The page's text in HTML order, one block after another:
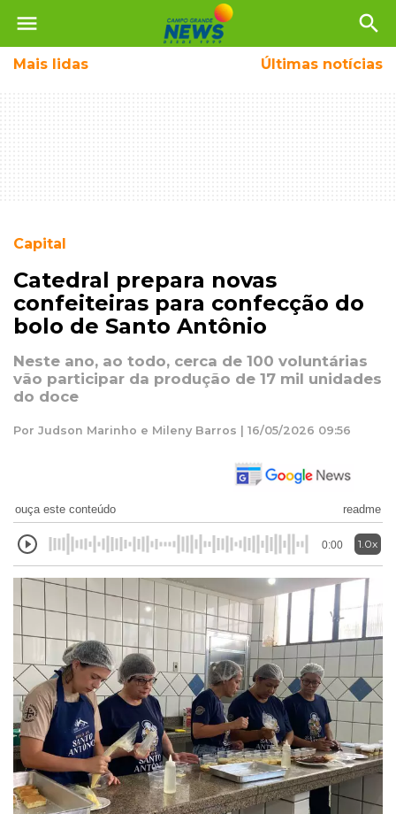
menu search
Mais lidas Últimas notícias
Capital
Catedral prepara novas
confeiteiras para confecção do
bolo de Santo Antônio
Neste ano, ao todo, cerca de 100 voluntárias
vão participar da produção de 17 mil unidades
do doce
Por Judson Marinho e Mileny Barros | 16/05/2026 09:56
ouça este conteúdo readme
0:00 1.0x